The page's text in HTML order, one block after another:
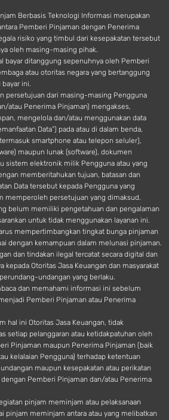
d
Berbasis Teknologi Informasi merupakan
Pemberi Pinjaman dengan Penerima
risiko yang timbul dari kesepakatan tersebut
oleh masing-masing pihak.
bayar ditanggung sepenuhnya oleh Pemberi
atau otoritas negara yang bertanggung
bayar ini.
persetujuan dari masing-masing Pengguna
atau Penerima Pinjaman) mengakses,
mengelola dan/atau menggunakan data
Data”) pada atau di dalam benda,
smartphone atau telepon seluler),
maupun lunak (software), dokumen
sistem elektronik milik Pengguna atau yang
memberitahukan tujuan, batasan dan
Data tersebut kepada Pengguna yang
memperoleh persetujuan yang dimaksud.
belum memiliki pengetahuan dan pengalaman
untuk tidak menggunakan layanan ini.
mempertimbangkan tingkat bunga pinjaman
dengan kemampuan dalam melunasi pinjaman.
dan tindakan ilegal tercatat secara digital dan
kepada Otoritas Jasa Keuangan dan masyarakat
undangan yang berlaku.
dan memahami informasi ini sebelum
Pemberi Pinjaman atau Penerima
hal ini Otoritas Jasa Keuangan, tidak
setiap pelanggaran atau ketidakpatuhan oleh
Pinjaman maupun Penerima Pinjaman (baik
kelalaian Pengguna) terhadap ketentuan
maupun kesepakatan atau perikatan
Pemberi Pinjaman dan/atau Penerima
pinjam meminjam atau pelaksanaan
pinjam meminjam antara atau yang melibatkan